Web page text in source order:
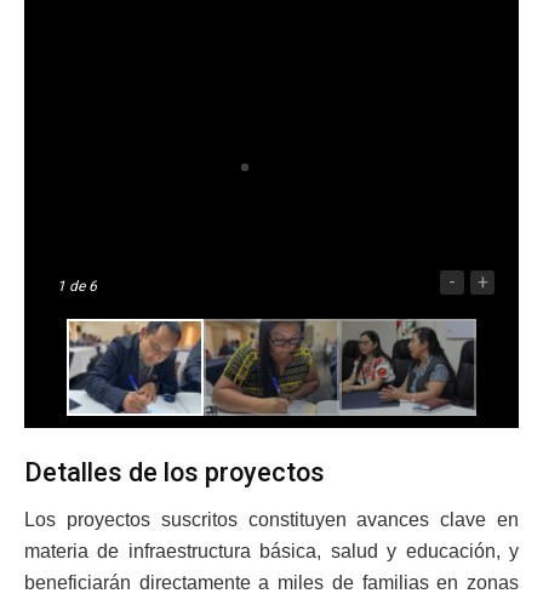
1 de 6 - +
Detalles de los proyectos
Los proyectos suscritos constituyen avances clave en
materia de infraestructura básica, salud y educación, y
beneficiarán directamente a miles de familias en zonas